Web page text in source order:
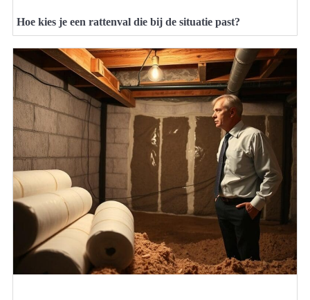
Hoe kies je een rattenval die bij de situatie past?